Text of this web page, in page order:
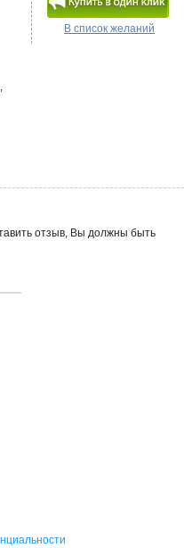
В список желаний
отзыв, Вы должны быть